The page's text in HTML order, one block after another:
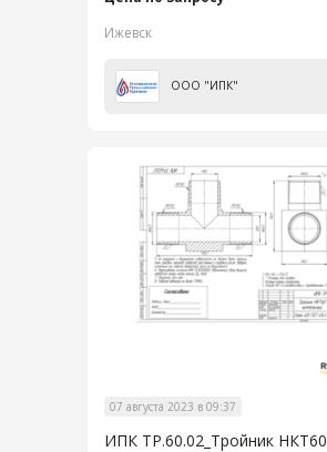
Ижевск
ООО "ИПК"
07 августа 2023 в 09:37
ИПК ТР.60.02_Тройник НКТ60